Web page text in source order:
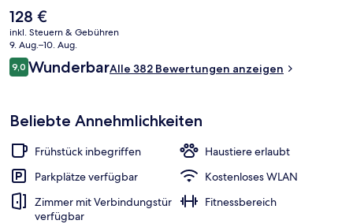
Fußmarsch entfernt: Zur U-Bahn-Station Friedrich-Ebert-Platz sind
es 8 Minuten und zur U-Bahn-Station Lorenzkirche 12 Minuten.
Der
aktuelle
Preis
beträgt
128 €.
128 €
inkl. Steuern & Gebühren
9. Aug.–10. Aug.
Bewertungen
9,09,0 von 10.
WunderbarAlle 382 Bewertungen anzeigen
Beliebte Annehmlichkeiten
Frühstück inbegriffen
Haustiere erlaubt
Parkplätze verfügbar
Kostenloses WLAN
Zimmer mit Verbindungstür
verfügbar
Fitnessbereich